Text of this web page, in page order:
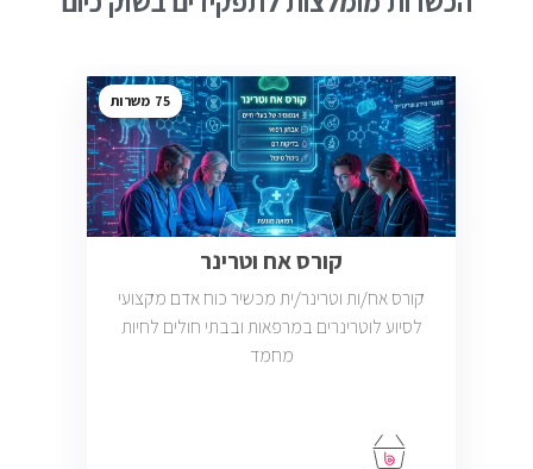
75
קורס אח וטרינר
קורס אח/ות וטרינר/ית מכשיר כוח אדם מקצועי
לסיוע לוטרינרים במרפאות ובבתי חולים לחיות
מחמד